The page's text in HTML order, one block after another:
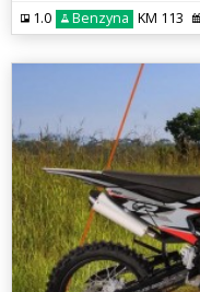
1.0 Benzyna KM 113